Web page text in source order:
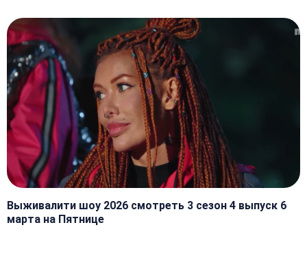
Выживалити шоу 2026 смотреть 3 сезон 4 выпуск 6
марта на Пятнице